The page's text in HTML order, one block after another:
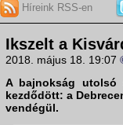
Híreink RSS-en
Ikszelt a
2018. május 18. 19:07
A bajnokság utolsó
kezdődött: a
vendégül.